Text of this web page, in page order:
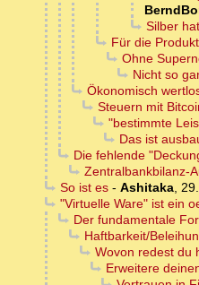
Silber
Für die
Ohne
Nicht so
Ökonomisch
Steuern mit
"bestimmte
Das ist
Die fehlende
Zentralbankbilanz-
So ist es- Ashitaka,
"Virtuelle Ware" ist ein
Der fundamentale
Haftbarkeit/
Wovon redest du
Erweitere